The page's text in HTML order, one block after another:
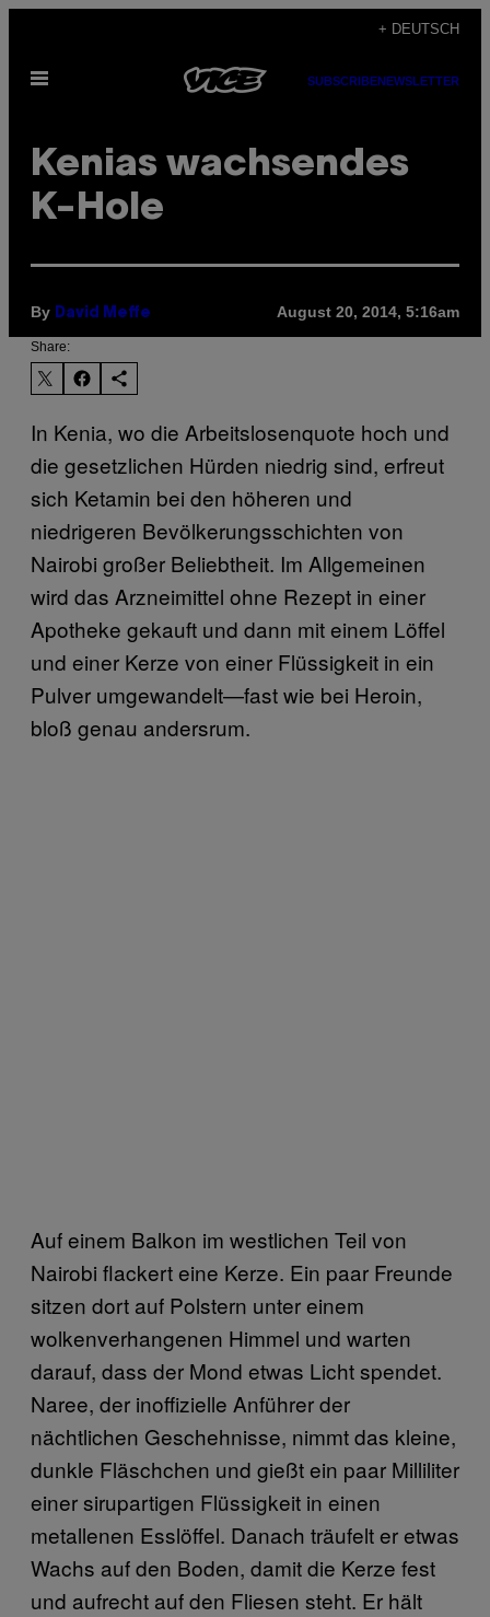
content
+ DEUTSCH
Open
SUBSCRIBENEWSLETTER
Kenias wachsendes
K-Hole
By David Meffe August 20, 2014, 5:16am
Share:
In Kenia, wo die Arbeitslosenquote hoch und
die gesetzlichen Hürden niedrig sind, erfreut
sich Ketamin bei den höheren und
niedrigeren Bevölkerungsschichten von
Nairobi großer Beliebtheit. Im Allgemeinen
wird das Arzneimittel ohne Rezept in einer
Apotheke gekauft und dann mit einem Löffel
und einer Kerze von einer Flüssigkeit in ein
Pulver umgewandelt—fast wie bei Heroin,
bloß genau andersrum.
Auf einem Balkon im westlichen Teil von
Nairobi flackert eine Kerze. Ein paar Freunde
sitzen dort auf Polstern unter einem
wolkenverhangenen Himmel und warten
darauf, dass der Mond etwas Licht spendet.
Naree, der inoffizielle Anführer der
nächtlichen Geschehnisse, nimmt das kleine,
dunkle Fläschchen und gießt ein paar Milliliter
einer sirupartigen Flüssigkeit in einen
metallenen Esslöffel. Danach träufelt er etwas
Wachs auf den Boden, damit die Kerze fest
und aufrecht auf den Fliesen steht. Er hält